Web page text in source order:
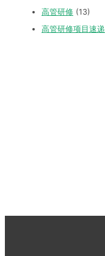
高管研修 (13)
高管研修项目速递